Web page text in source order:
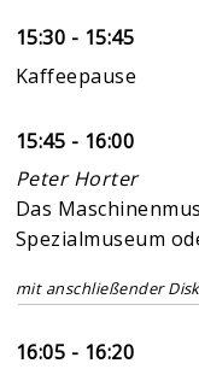
15:30 - 15:45
Kaffeepause
15:45 - 16:00
Peter Horter
Das
Spezialmuseum
mit anschließender
16:05 - 16:20